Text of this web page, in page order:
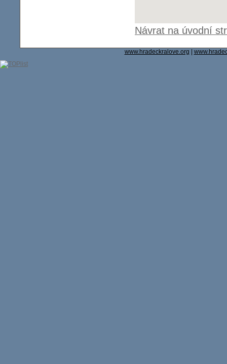
Návrat na úvodní
www.hradeckralove.org